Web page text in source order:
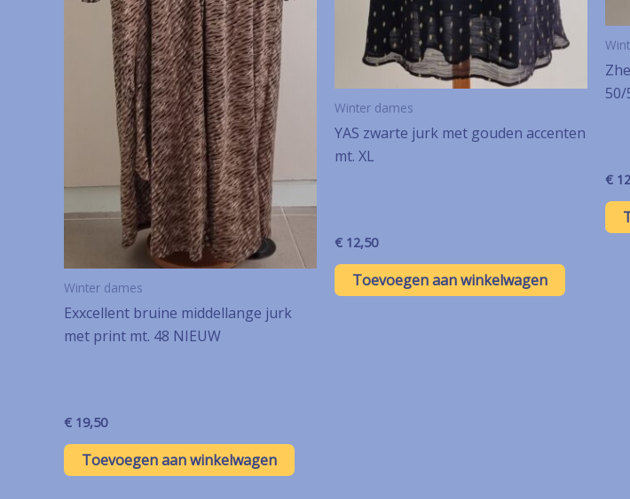
Winter dames
Exxcellent bruine middellange jurk
met print mt. 48 NIEUW
€ 19,50
Toevoegen aan winkelwagen
Winter dames
YAS zwarte jurk met gouden accenten
mt. XL
€ 12,50
Toevoegen aan winkelwagen
50/
€